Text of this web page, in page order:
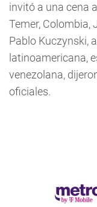
invitó a una cena
Temer, Colombia,
Pablo Kuczynski,
latinoamericana,
venezolana,
oficiales.